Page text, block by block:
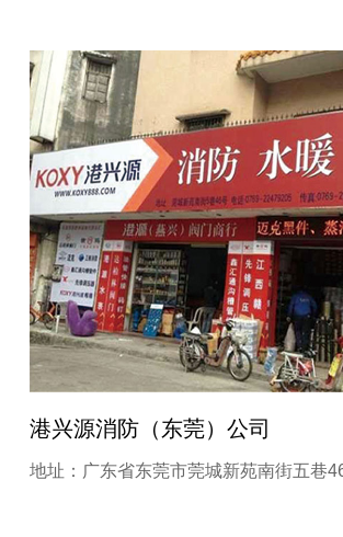
港兴源消防（东莞）公司
地址：广东省东莞市莞城新苑南街五巷